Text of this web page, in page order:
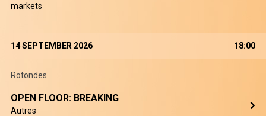
markets
14 SEPTEMBER 2026 18:00
Rotondes
OPEN FLOOR: BREAKING
Autres